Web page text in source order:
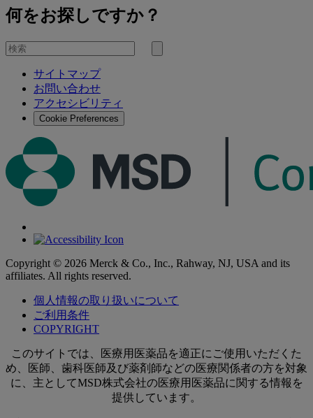
何をお探しですか？
を
検
サイトマップ
お問い合わせ
アクセシビリティ
Cookie Preferences
Copyright © 2026 Merck & Co., Inc., Rahway, NJ, USA and its
affiliates. All rights reserved.
個人情報の取り扱いについて
ご利用条件
COPYRIGHT
このサイトでは、医療用医薬品を適正にご使用いただくた
め、医師、歯科医師及び薬剤師などの医療関係者の方を対象
に、主としてMSD株式会社の医療用医薬品に関する情報を
提供しています。